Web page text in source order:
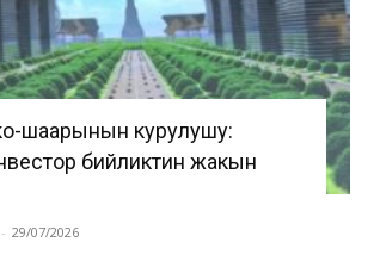
шаарынын курулушу:
бийликтин жакын
- 29/07/2026